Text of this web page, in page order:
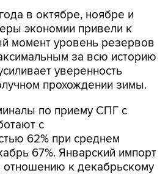
в октябре, ноябре и
экономии привели к
момент уровень резервов
за всю историю
уверенность
прохождении зимы.
по приему СПГ с
с
62% при среднем
67%. Январский импорт
к декабрьскому